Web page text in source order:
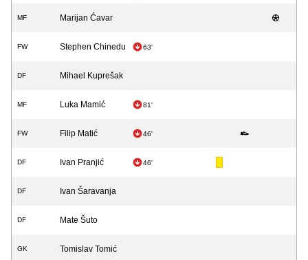
MF Marijan Ćavar
FW Stephen Chinedu 63'
DF Mihael Kuprešak
MF Luka Mamić 81'
FW Filip Matić 46'
DF Ivan Pranjić 46'
DF Ivan Šaravanja
DF Mate Šuto
GK Tomislav Tomić